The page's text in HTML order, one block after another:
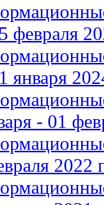
февраля
января
- 01
2022